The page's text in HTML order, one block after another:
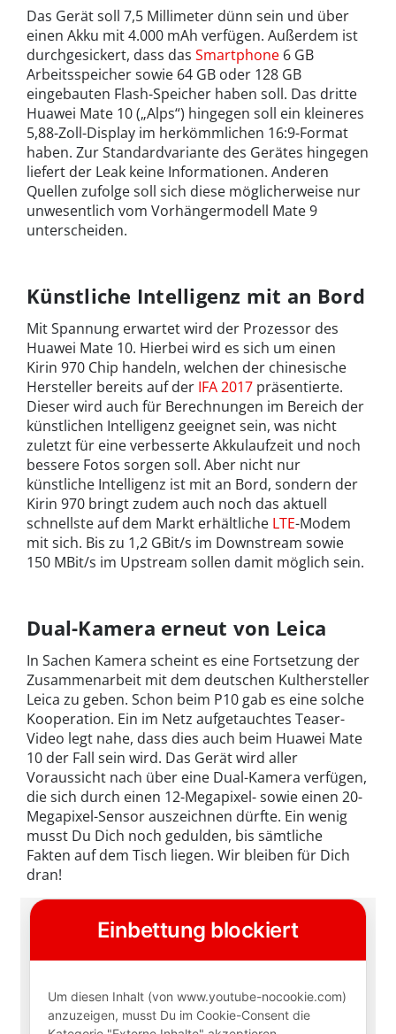
Das Gerät soll 7,5 Millimeter dünn sein und über
einen Akku mit 4.000 mAh verfügen. Außerdem ist
durchgesickert, dass das Smartphone 6 GB
Arbeitsspeicher sowie 64 GB oder 128 GB
eingebauten Flash-Speicher haben soll. Das dritte
Huawei Mate 10 („Alps“) hingegen soll ein kleineres
5,88-Zoll-Display im herkömmlichen 16:9-Format
haben. Zur Standardvariante des Gerätes hingegen
liefert der Leak keine Informationen. Anderen
Quellen zufolge soll sich diese möglicherweise nur
unwesentlich vom Vorhängermodell Mate 9
unterscheiden.
Künstliche Intelligenz mit an Bord
Mit Spannung erwartet wird der Prozessor des
Huawei Mate 10. Hierbei wird es sich um einen
Kirin 970 Chip handeln, welchen der chinesische
Hersteller bereits auf der IFA 2017 präsentierte.
Dieser wird auch für Berechnungen im Bereich der
künstlichen Intelligenz geeignet sein, was nicht
zuletzt für eine verbesserte Akkulaufzeit und noch
bessere Fotos sorgen soll. Aber nicht nur
künstliche Intelligenz ist mit an Bord, sondern der
Kirin 970 bringt zudem auch noch das aktuell
schnellste auf dem Markt erhältliche LTE-Modem
mit sich. Bis zu 1,2 GBit/s im Downstream sowie
150 MBit/s im Upstream sollen damit möglich sein.
Dual-Kamera erneut von Leica
In Sachen Kamera scheint es eine Fortsetzung der
Zusammenarbeit mit dem deutschen Kulthersteller
Leica zu geben. Schon beim P10 gab es eine solche
Kooperation. Ein im Netz aufgetauchtes Teaser-
Video legt nahe, dass dies auch beim Huawei Mate
10 der Fall sein wird. Das Gerät wird aller
Voraussicht nach über eine Dual-Kamera verfügen,
die sich durch einen 12-Megapixel- sowie einen 20-
Megapixel-Sensor auszeichnen dürfte. Ein wenig
musst Du Dich noch gedulden, bis sämtliche
Fakten auf dem Tisch liegen. Wir bleiben für Dich
dran!